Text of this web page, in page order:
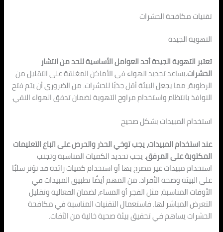
تقنيات مكافحة الحشرات
التهوية الجيدة
تعتبر التهوية الجيدة أحد العوامل الأساسية للحد من انتشار
الحشرات.يساعد تجديد الهواء في الأماكن المغلقة على التقليل من
الرطوبة، مما يجعل البيئة أقل جذبًا للحشرات. من الضروري أن يتم فتح
النوافذ بانتظام واستخدام مراوح التهوية لضمان تدفق الهواء النقي.
استخدام المبيدات بشكل صحيح
عند استخدام المبيدات، يجب توخي الحذر والحرص على اتباع التعليمات
المكتوبة على المرفق.يجب تحديد الكميات المناسبة وتجنب
استخدام مبيدات غير مصرح بها أو استخدام كميات زائدة قد تؤثر سلبًا
على البيئة وصحة الأفراد. من المهم أيضًا تطبيق المبيدات في
الأوقات المناسبة، مثل الفجر أو المساء، لضمان الفعالية وتقليل
التعرض المباشر لها. فاستعمال التقنيات المناسبة في مكافحة
الحشرات يساهم في تحقيق بيئة صحية خالية من الآفات.